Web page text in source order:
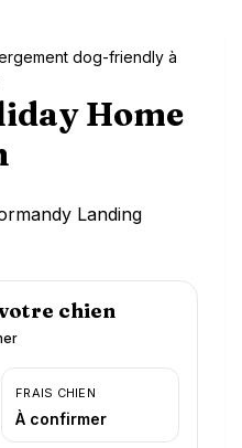
dog-friendly à
Home
Landing
chien
FRAIS CHIEN
À confirmer